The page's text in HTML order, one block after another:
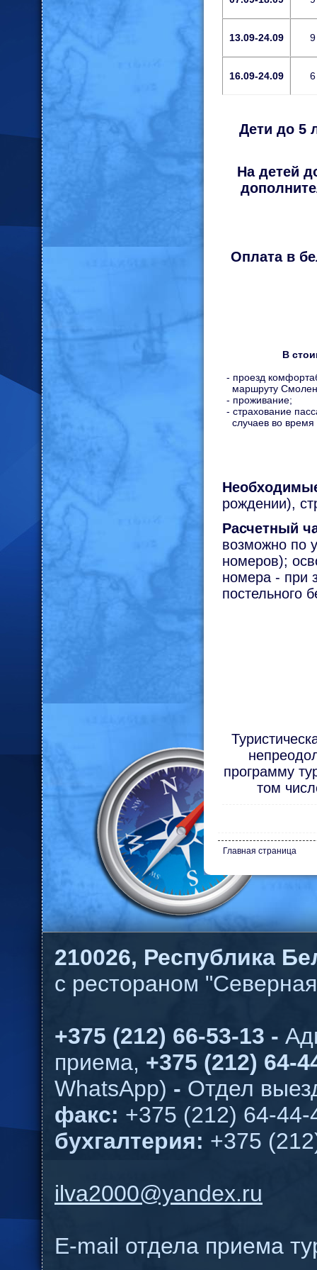
13.09-24.09 9
16.09-24.09 6
Дети до 5
На детей
Оплата в
В
- проезд
маршруту
- проживание;
- страхование
случаев во время
рождении),
Расчетный
возможно по
номеров);
номера - при
постельного
программу
том
Главная страница
210026, Республика
с рестораном
+375 (212) 66-53-13 -
приема, +375 (212) 64-
WhatsApp) - Отдел
факс: +375 (212) 64-44-
бухгалтерия: +375
ilva2000@yandex.ru
E-mail отдела приема